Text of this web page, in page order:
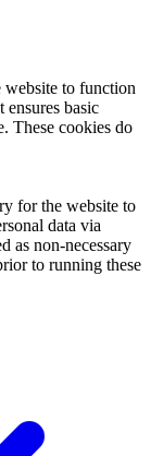
website to function
basic
These cookies do
for the website to
data via
as non-necessary
to running these